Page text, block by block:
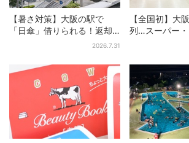
【暑さ対策】大阪の駅で
「日傘」借りられる！返却
どこでもOK、熱中症対策に
2026.7.31
【全国初】大
列…スーパー・
デカ抽選会」